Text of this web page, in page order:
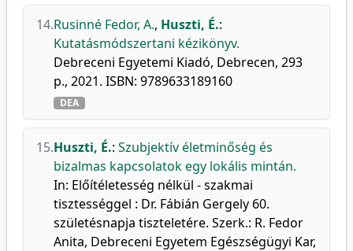
14.Rusinné Fedor, A., Huszti, É.:
Kutatásmódszertani kézikönyv.
Debreceni Egyetemi Kiadó, Debrecen, 293
p., 2021. ISBN: 9789633189160
DEA
15.Huszti, É.: Szubjektív életminőség és
bizalmas kapcsolatok egy lokális mintán.
In: Előítéletesség nélkül - szakmai
tisztességgel : Dr. Fábián Gergely 60.
születésnapja tiszteletére. Szerk.: R. Fedor
Anita, Debreceni Egyetem Egészségügyi Kar,